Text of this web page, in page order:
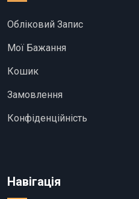
Обліковий Запис
Мої Бажання
Кошик
Замовлення
Конфіденційність
Навігація